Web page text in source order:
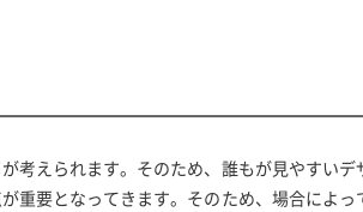
考えられます。そのため、誰もが見やすい
重要となってきます。そのため、場合によ